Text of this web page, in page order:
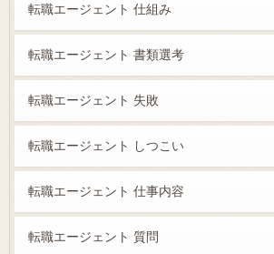
転職エージェント 仕組み
転職エージェント 書類選考
転職エージェント 失敗
転職エージェント しつこい
転職エージェント 仕事内容
転職エージェント 質問